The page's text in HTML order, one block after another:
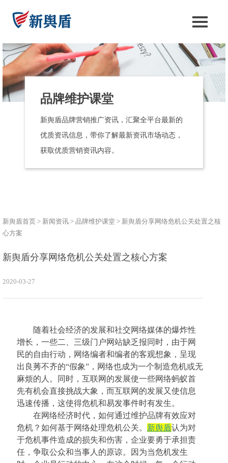
品牌维护课堂
新舆盾品牌营销推广资讯，汇聚全平台最新的
优质资讯信息，带你了解最新资讯市场动态，
获取优质营销资讯内容。
新舆盾首页 > 新闻资讯 > 品牌维护课堂 > 新舆盾分享网络危机公关处置之核
心方案
新舆盾分享网络危机公关处置之核心方案
2020-03-27
随着社会经济的发展和社交网络媒体的爆炸性
增长，一些二、三级门户网站缺乏报同时，由于网
民的自由行动，网络编者和编者的客观想象，呈现
出良莠不齐的“假象”，网络也成为一个制造危机或无
麻烦的人。同时，互联网的发展使一些网络蚂蚁首
先有机会直接挑战大象，而互联网的发展又使信息
迅速传播，这使得危机和易发事件时有发生。
在网络经济时代，如何通过维护品牌有效应对
危机？如何基于网络处理危机公关。 新舆盾认为对
于危机事件造成的损失和伤害，企业要勇于承担责
任，争取公众和当事人的原谅。因为当危机发生